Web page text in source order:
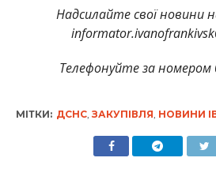
Надсилайте свої новини
Телефонуйте за номером
МІТКИ: ДСНС, ЗАКУПІВЛЯ, НОВИНИ